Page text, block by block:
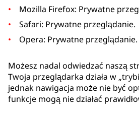
Mozilla Firefox: Prywatne
Safari: Prywatne przeglądanie.
Opera: Prywatne przeglądanie.
Możesz nadal odwiedzać naszą
Twoja przeglądarka działa w
jednak nawigacja może nie być
funkcje mogą nie działać